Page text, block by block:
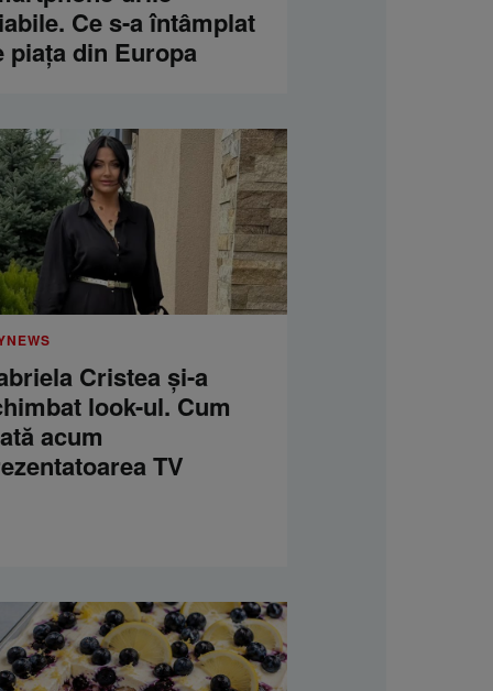
Ce s-a întâmplat
piața din Europa
Cristea și-a
look-ul. Cum
acum
TV